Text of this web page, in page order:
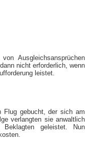
Ausgleichsansprüchen
nicht erforderlich, wenn
leistet.
Flug gebucht, der sich am
verlangten sie anwaltlich
geleistet. Nun